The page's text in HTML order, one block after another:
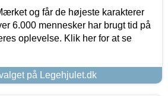
og får de højeste karakterer
6.000 mennesker har brugt tid på
oplevelse. Klik her for at se
på Legehjulet.dk